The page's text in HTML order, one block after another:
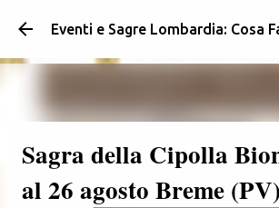
Passa ai contenuti
Sagra della Cipolla
al 26 agosto Breme (PV)